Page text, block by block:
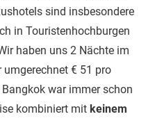
sind insbesondere
in Touristenhochburgen
haben uns 2 Nächte im
€ 51 pro
war immer schon
kombiniert mit keinem